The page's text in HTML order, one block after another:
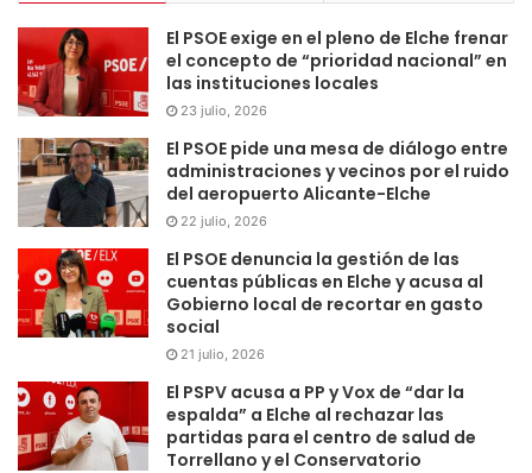
El PSOE exige en el pleno de Elche frenar
el concepto de “prioridad nacional” en
las instituciones locales
23 julio, 2026
El PSOE pide una mesa de diálogo entre
administraciones y vecinos por el ruido
del aeropuerto Alicante-Elche
22 julio, 2026
El PSOE denuncia la gestión de las
cuentas públicas en Elche y acusa al
Gobierno local de recortar en gasto
social
21 julio, 2026
El PSPV acusa a PP y Vox de “dar la
espalda” a Elche al rechazar las
partidas para el centro de salud de
Torrellano y el Conservatorio